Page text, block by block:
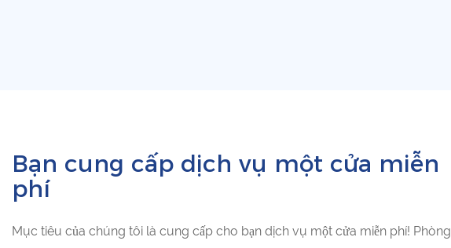
Bạn cung cấp dịch vụ một cửa miễn
phí
Mục tiêu của chúng tôi là cung cấp cho bạn dịch vụ một cửa miễn phí! Phòng